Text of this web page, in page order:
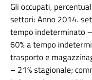
Gli occupati,
settori: Anno 2014.
tempo indeterminato
60% a tempo
trasporto e
– 21% stagionale;